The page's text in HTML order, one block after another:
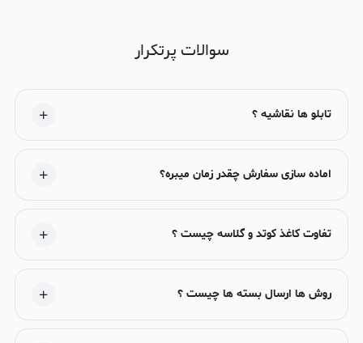
سوالات پرتکرار
تابلو ها نقاشیه ؟
اماده سازی سفارش چقدر زمان میبره؟
تفاوت کاغذ کوتد و گلاسه چیست ؟
روش ها ارسال بسته ها چیست ؟